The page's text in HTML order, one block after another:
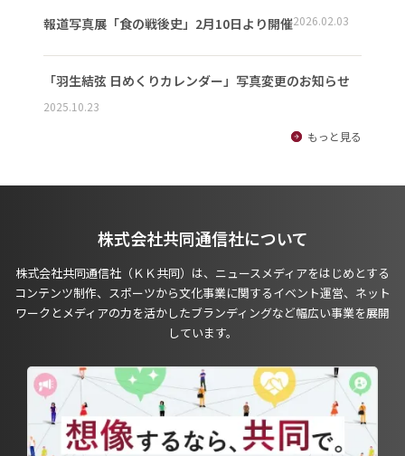
報道写真展「食の戦後史」2月10日より開催2026.02.03
「羽生結弦 日めくりカレンダー」写真変更のお知らせ
2025.10.23
もっと見る
株式会社共同通信社について
株式会社共同通信社（ＫＫ共同）は、ニュースメディアをはじめとする
コンテンツ制作、スポーツから文化事業に関するイベント運営、ネット
ワークとメディアの力を活かしたブランディングなど幅広い事業を展開
しています。